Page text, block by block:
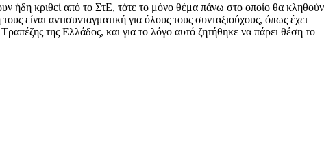
ήδη κριθεί από το ΣτΕ, τότε το μόνο θέμα πάνω στο οποίο θα κληθούν
είναι αντισυνταγματική για όλους τους συνταξιούχους, όπως έχει
της Ελλάδος, και για το λόγο αυτό ζητήθηκε να πάρει θέση το